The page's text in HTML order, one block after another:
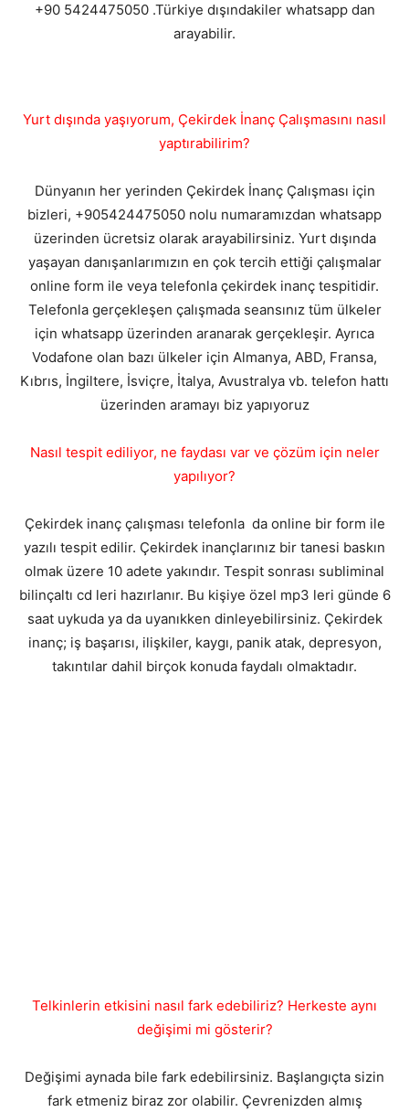
+90 5424475050 .Türkiye dışındakiler whatsapp dan
arayabilir.
Yurt dışında yaşıyorum, Çekirdek İnanç Çalışmasını nasıl
yaptırabilirim?
Dünyanın her yerinden Çekirdek İnanç Çalışması için
bizleri, +905424475050 nolu numaramızdan whatsapp
üzerinden ücretsiz olarak arayabilirsiniz. Yurt dışında
yaşayan danışanlarımızın en çok tercih ettiği çalışmalar
online form ile veya telefonla çekirdek inanç tespitidir.
Telefonla gerçekleşen çalışmada seansınız tüm ülkeler
için whatsapp üzerinden aranarak gerçekleşir. Ayrıca
Vodafone olan bazı ülkeler için Almanya, ABD, Fransa,
Kıbrıs, İngiltere, İsviçre, İtalya, Avustralya vb. telefon hattı
üzerinden aramayı biz yapıyoruz
Nasıl tespit ediliyor, ne faydası var ve çözüm için neler
yapılıyor?
Çekirdek inanç çalışması telefonla da online bir form ile
yazılı tespit edilir. Çekirdek inançlarınız bir tanesi baskın
olmak üzere 10 adete yakındır. Tespit sonrası subliminal
bilinçaltı cd leri hazırlanır. Bu kişiye özel mp3 leri günde 6
saat uykuda ya da uyanıkken dinleyebilirsiniz. Çekirdek
inanç; iş başarısı, ilişkiler, kaygı, panik atak, depresyon,
takıntılar dahil birçok konuda faydalı olmaktadır.
Telkinlerin etkisini nasıl fark edebiliriz? Herkeste aynı
değişimi mi gösterir?
Değişimi aynada bile fark edebilirsiniz. Başlangıçta sizin
fark etmeniz biraz zor olabilir. Çevrenizden almış